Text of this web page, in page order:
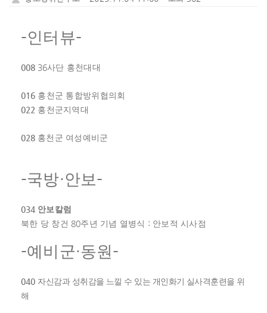
-인터뷰-
008 36사단 홍천대대
016 홍천군 통합방위협의회
022 홍천군지역대
028 홍천군 여성예비군
-국방·안보-
034 안보칼럼
북한 당 창건 80주년 기념 열병식 : 안보적 시사점
-예비군·동원-
040 자신감과 성취감을 느낄 수 있는 개인화기 실사격훈련을 위
해